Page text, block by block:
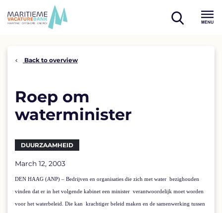
open
Back to overview
Roep om
waterminister
DUURZAAMHEID
March 12, 2003
DEN HAAG (ANP) – Bedrijven en organisaties die zich met water bezighouden
vinden dat er in het volgende kabinet een minister verantwoordelijk moet worden
voor het waterbeleid. Die kan krachtiger beleid maken en de samenwerking tussen